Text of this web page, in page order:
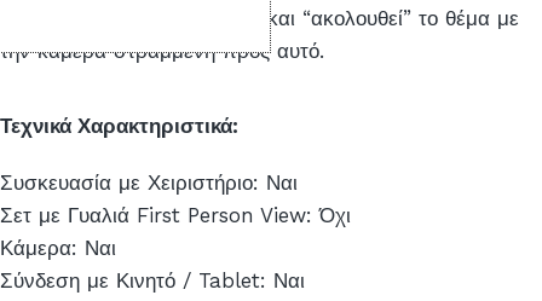
: Το drone πετάει και “ακολουθεί” το θέμα με
την κάμερα στραμμένη προς αυτό.
Τεχνικά Χαρακτηριστικά:
Συσκευασία με Χειριστήριο: Ναι
Σετ με Γυαλιά First Person View: Όχι
Κάμερα: Ναι
Σύνδεση με Κινητό / Tablet: Ναι